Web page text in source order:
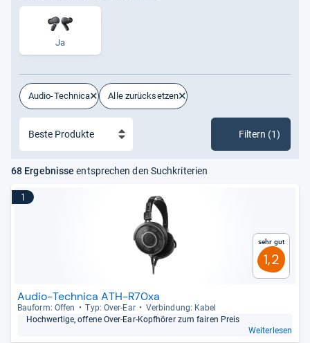
Ja
Audio-Technica Alle zurücksetzen
Filtern (1)
68 Ergebnisse entsprechen den Suchkriterien
1
Sehr gut
1,2
Audio-Technica ATH-R70xa
Bau­form: Offen Typ: Over-​Ear
Ver­bin­dung: Kabel
Hoch­wer­tige, offene Over-​Ear-​Kopf­hö­rer zum fai­ren Preis
Weiterlesen